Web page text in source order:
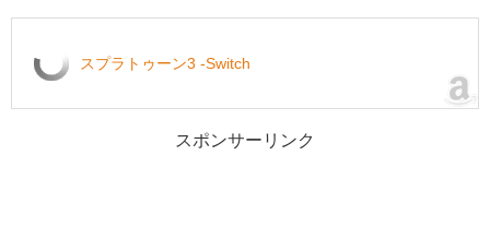
スプラトゥーン3 -Switch
スポンサーリンク